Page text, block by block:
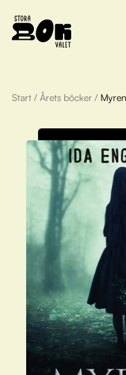
Årets böcker
Om Stora
Olivia
Vinnare
FAQ
För bibliotek
Start / Årets böcker /